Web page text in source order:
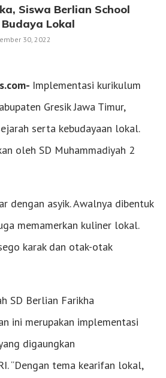
Siswa Berlian School
Lokal
30, 2022
Implementasi kurikulum
Gresik Jawa Timur,
serta kebudayaan lokal.
oleh SD Muhammadiyah 2
dengan asyik. Awalnya dibentuk
memamerkan kuliner lokal.
karak dan otak-otak
SD Berlian Farikha
ini merupakan implementasi
digaungkan
“Dengan tema kearifan lokal,